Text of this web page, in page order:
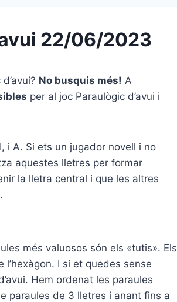
22/06/2023
No busquis més! A
per al joc Paraulògic d’avui i
i A. Si ets un jugador novell i no
aquestes lletres per formar
la lletra central i que les altres
més valuosos són els «tutis». Els
I si et quedes sense
Hem ordenat les paraules
paraules de 3 lletres i anant fins a